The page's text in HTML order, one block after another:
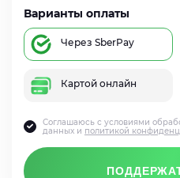
Варианты оплаты
Через SberPay
Картой онлайн
Соглашаюсь с условиями
данных и политикой